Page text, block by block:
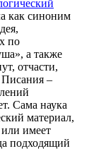
как синоним
по
а также
отчасти,
–
Сама наука
материал,
или имеет
подходящий